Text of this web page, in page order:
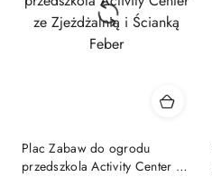
Plac Zabaw do ogrodu
przedszkola Activity Center ze